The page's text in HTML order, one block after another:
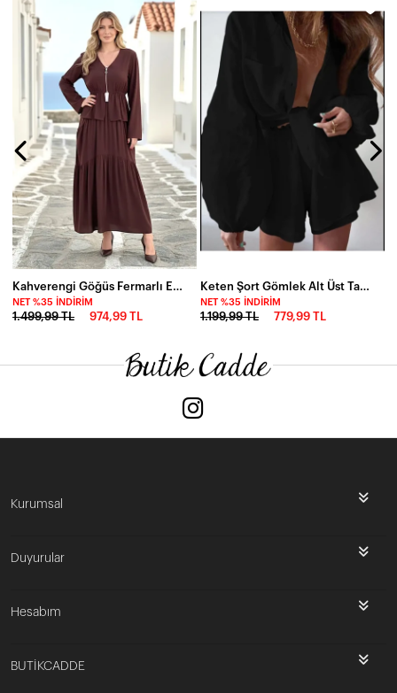
Kahverengi Göğüs Fermarlı Etekli Takım
NET %35 İNDIRIM
1.499,99 TL 974,99 TL
Keten Şort Gömlek Alt Üst Takım
NET %35 İNDIRIM
1.199,99 TL 779,99 TL
Kurumsal
Duyurular
Hesabım
BUTİKCADDE